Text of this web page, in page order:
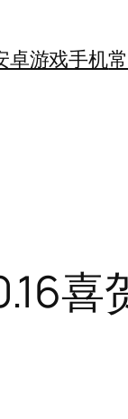
卓游戏手机